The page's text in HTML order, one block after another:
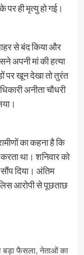
पर ही मृत्यु हो गई।
से बंद किया और
अपनी मां की हत्या
पर खून देखा तो तुरंत
अनीता चौधरी
का कहना है कि
था। शनिवार को
दिया। अंतिम
आरोपी से पूछताछ
बड़ा फैसला, नेताओं का